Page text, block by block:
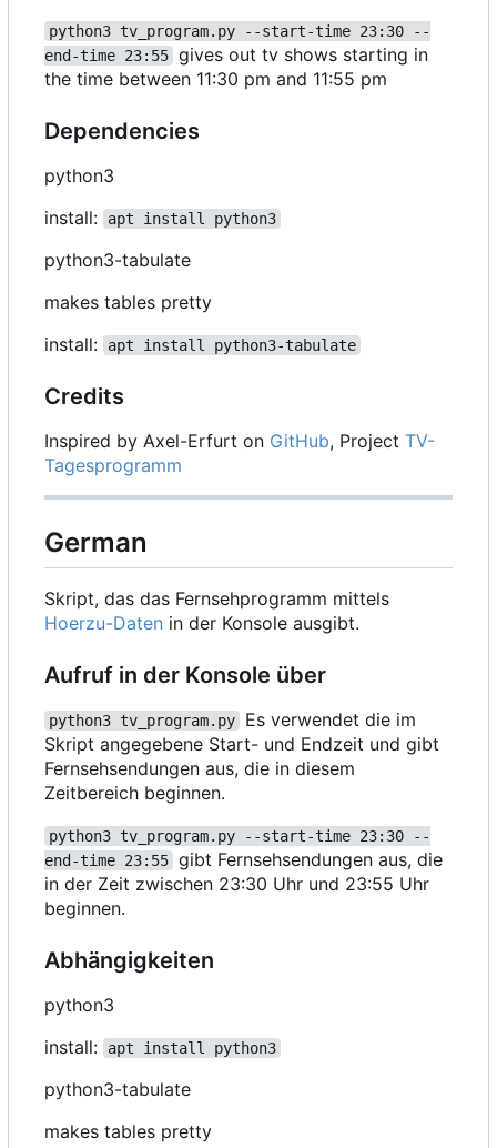
python3 tv_program.py --start-time 23:30 --
end-time 23:55 gives out tv shows starting in
the time between 11:30 pm and 11:55 pm
Dependencies
python3
install:
apt install python3
python3-tabulate
makes tables pretty
install:
apt install python3-tabulate
Credits
Inspired by Axel-Erfurt on GitHub, Project TV-
Tagesprogramm
German
Skript, das das Fernsehprogramm mittels
Hoerzu-Daten in der Konsole ausgibt.
Aufruf in der Konsole über
python3 tv_program.py
Es verwendet die im
Skript angegebene Start- und Endzeit und gibt
Fernsehsendungen aus, die in diesem
Zeitbereich beginnen.
python3 tv_program.py --start-time 23:30 --
end-time 23:55 gibt Fernsehsendungen aus, die
in der Zeit zwischen 23:30 Uhr und 23:55 Uhr
beginnen.
Abhängigkeiten
python3
install:
apt install python3
python3-tabulate
makes tables pretty